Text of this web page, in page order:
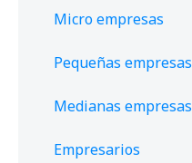
Micro empresas
Pequeñas empresas
Medianas empresas
Empresarios